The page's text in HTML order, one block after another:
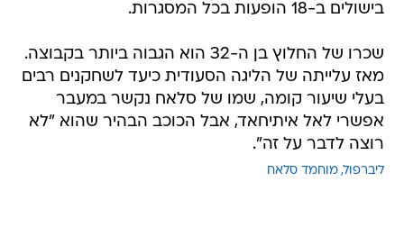
בישולים ב-18 הופעות בכל המסגרות.
שכרו של החלוץ בן ה-32 הוא הגבוה ביותר בקבוצה.
מאז עלייתה של הליגה הסעודית כיעד לשחקנים רבים
בעלי שיעור קומה, שמו של סלאח נקשר במעבר
אפשרי לאל איתיחאד, אבל הכוכב הבהיר שהוא "לא
רוצה לדבר על זה".
ליברפול מוחמד סלאח